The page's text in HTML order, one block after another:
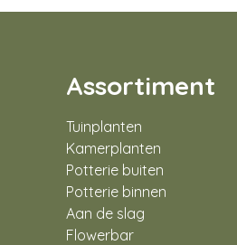
Assortiment
Tuinplanten
Kamerplanten
Potterie buiten
Potterie binnen
Aan de slag
Flowerbar